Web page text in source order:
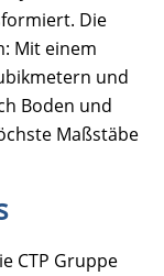
Die
Mit einem
und
Boden und
Maßstäbe
CTP Gruppe